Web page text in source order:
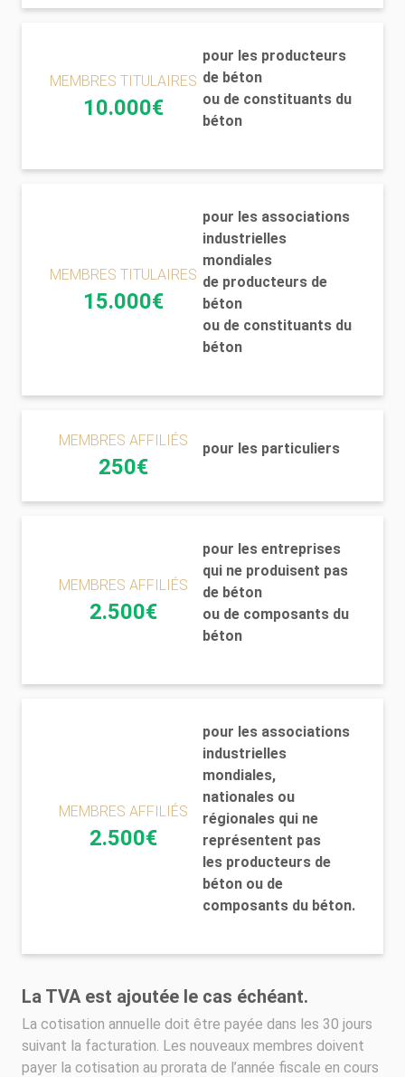
MEMBRES TITULAIRES
10.000€
pour les producteurs
de béton
ou de constituants du
béton
MEMBRES TITULAIRES
15.000€
pour les associations
industrielles
mondiales
de producteurs de
béton
ou de constituants du
béton
MEMBRES AFFILIÉS
250€
pour les particuliers
MEMBRES AFFILIÉS
2.500€
pour les entreprises
qui ne produisent pas
de béton
ou de composants du
béton
MEMBRES AFFILIÉS
2.500€
pour les associations
industrielles
mondiales,
nationales ou
régionales qui ne
représentent pas
les producteurs de
béton ou de
composants du béton.
La TVA est ajoutée le cas échéant.
La cotisation annuelle doit être payée dans les 30 jours
suivant la facturation. Les nouveaux membres doivent
payer la cotisation au prorata de l’année fiscale en cours